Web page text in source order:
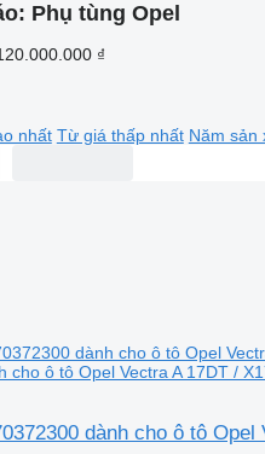
Phụ tùng Opel
₫
nhất Từ giá thấp nhất Năm sản
cho ô tô Opel Vectra A 17DT /
dành cho ô tô Opel